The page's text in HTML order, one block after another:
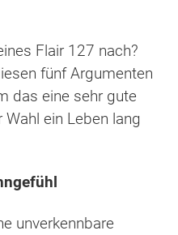
Flair 127 nach?
fünf Argumenten
das eine sehr gute
ein Leben lang
unverkennbare